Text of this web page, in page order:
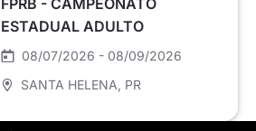
FPRB - CAMPEONATO
ESTADUAL ADULTO
MASCULINO SÉRIE BRONZE
08/07/2026 - 08/09/2026
SANTA HELENA , PR